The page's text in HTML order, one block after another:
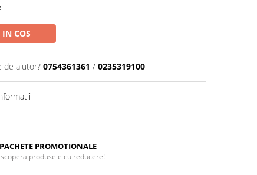
COS
de ajutor? 0754361361 / 0235319100
PACHETE PROMOTIONALE
produsele cu reducere!